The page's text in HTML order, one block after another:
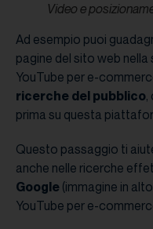
Video e
Ad esempio puoi
pagine del sito web
YouTube per e-
ricerche del pubblico,
prima su questa
Questo passaggio ti
anche nelle ricerche
Google (immagine in
YouTube per e-